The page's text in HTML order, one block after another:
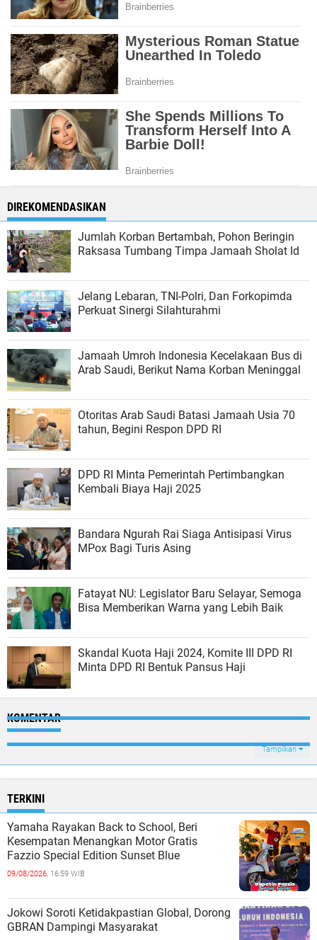
DIREKOMENDASIKAN
Jumlah Korban Bertambah, Pohon Beringin
Raksasa Tumbang Timpa Jamaah Sholat Id
Jelang Lebaran, TNI-Polri, Dan Forkopimda
Perkuat Sinergi Silahturahmi
Jamaah Umroh Indonesia Kecelakaan Bus di
Arab Saudi, Berikut Nama Korban Meninggal
Otoritas Arab Saudi Batasi Jamaah Usia 70
tahun, Begini Respon DPD RI
DPD RI Minta Pemerintah Pertimbangkan
Kembali Biaya Haji 2025
Bandara Ngurah Rai Siaga Antisipasi Virus
MPox Bagi Turis Asing
Fatayat NU: Legislator Baru Selayar, Semoga
Bisa Memberikan Warna yang Lebih Baik
Skandal Kuota Haji 2024, Komite III DPD RI
Minta DPD RI Bentuk Pansus Haji
KOMENTAR
Tampilkan
TERKINI
Yamaha Rayakan Back to School, Beri
Kesempatan Menangkan Motor Gratis
Fazzio Special Edition Sunset Blue
09/08/2026, 16:59 WIB
Jokowi Soroti Ketidakpastian Global, Dorong
GBRAN Dampingi Masyarakat